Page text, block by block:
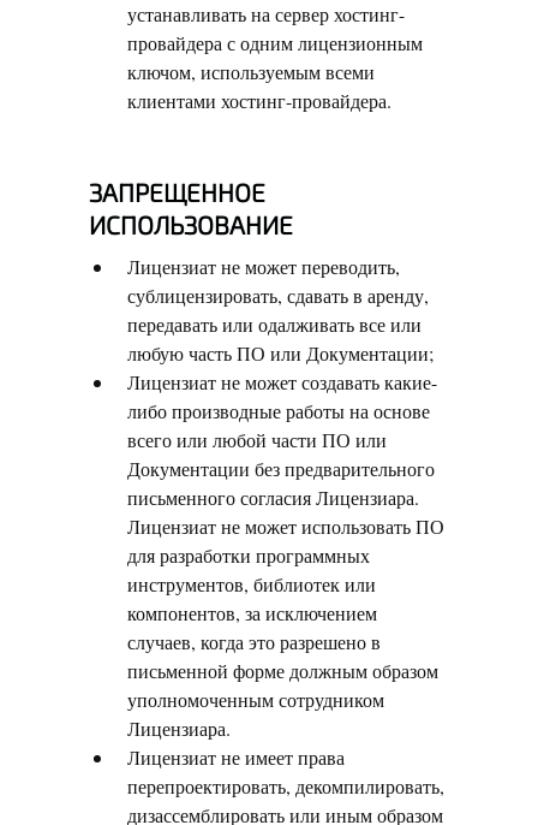
устанавливать на сервер хостинг-
провайдера с одним лицензионным
ключом, используемым всеми
клиентами хостинг-провайдера.
ЗАПРЕЩЕННОЕ
ИСПОЛЬЗОВАНИЕ
Лицензиат не может переводить,
сублицензировать, сдавать в аренду,
передавать или одалживать все или
любую часть ПО или Документации;
Лицензиат не может создавать какие-
либо производные работы на основе
всего или любой части ПО или
Документации без предварительного
письменного согласия Лицензиара.
Лицензиат не может использовать ПО
для разработки программных
инструментов, библиотек или
компонентов, за исключением
случаев, когда это разрешено в
письменной форме должным образом
уполномоченным сотрудником
Лицензиара.
Лицензиат не имеет права
перепроектировать, декомпилировать,
дизассемблировать или иным образом